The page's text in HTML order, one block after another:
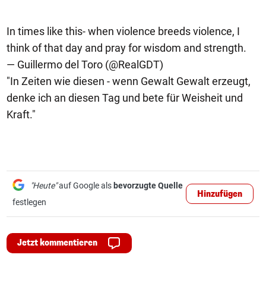
In times like this- when violence breeds violence, I
think of that day and pray for wisdom and strength.
— Guillermo del Toro (@RealGDT)
"In Zeiten wie diesen - wenn Gewalt Gewalt erzeugt,
denke ich an diesen Tag und bete für Weisheit und
Kraft."
"Heute"auf Google als bevorzugte Quelle
festlegen
Hinzufügen
Jetzt kommentieren